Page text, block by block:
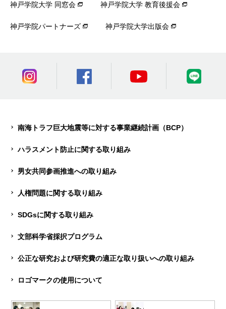
神戸学院大学 同窓会 神戸学院大学 教育後援会
神戸学院パートナーズ 神戸学院大学出版会
南海トラフ巨大地震等に対する事業継続計画（BCP）
ハラスメント防止に関する取り組み
男女共同参画推進への取り組み
人権問題に関する取り組み
SDGsに関する取り組み
文部科学省採択プログラム
公正な研究および研究費の適正な取り扱いへの取り組み
ロゴマークの使用について